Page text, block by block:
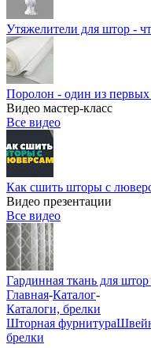
Утяжелители для штор -
Поролон - один из первых
Видео мастер-класс
Все видео
Как сшить шторы с
Видео презентации
Все видео
Гардинная ткань для
Главная-Каталог-
Каталоги, брелки
Шторная фурнитура
брелки